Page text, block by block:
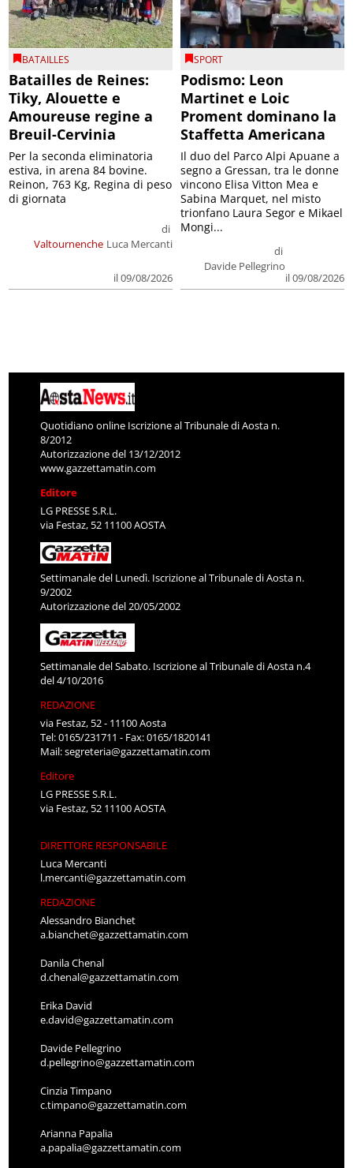
BATAILLES
Batailles de Reines:
Tiky, Alouette e
Amoureuse regine a
Breuil-Cervinia
Valtournenche
di
Luca Mercanti
il 09/08/2026
Per la seconda eliminatoria
estiva, in arena 84 bovine.
Reinon, 763 Kg, Regina di peso
di giornata
SPORT
Podismo: Leon
Martinet e Loic
Proment dominano la
Staffetta Americana
di
Davide Pellegrino
il 09/08/2026
Il duo del Parco Alpi Apuane a
segno a Gressan, tra le donne
vincono Elisa Vitton Mea e
Sabina Marquet, nel misto
trionfano Laura Segor e Mikael
Mongi...
Quotidiano online Iscrizione al Tribunale di Aosta n.
8/2012
Autorizzazione del 13/12/2012
www.gazzettamatin.com
Editore
LG PRESSE S.R.L.
via Festaz, 52 11100 AOSTA
Settimanale del Lunedì. Iscrizione al Tribunale di Aosta n.
9/2002
Autorizzazione del 20/05/2002
Settimanale del Sabato. Iscrizione al Tribunale di Aosta n.4
del 4/10/2016
REDAZIONE
via Festaz, 52 - 11100 Aosta
Tel: 0165/231711 - Fax: 0165/1820141
Mail:segreteria@gazzettamatin.com
Editore
LG PRESSE S.R.L.
via Festaz, 52 11100 AOSTA
DIRETTORE RESPONSABILE
Luca Mercanti
l.mercanti@gazzettamatin.com
REDAZIONE
Alessandro Bianchet
a.bianchet@gazzettamatin.com
Danila Chenal
d.chenal@gazzettamatin.com
Erika David
e.david@gazzettamatin.com
Davide Pellegrino
d.pellegrino@gazzettamatin.com
Cinzia Timpano
c.timpano@gazzettamatin.com
Arianna Papalia
a.papalia@gazzettamatin.com